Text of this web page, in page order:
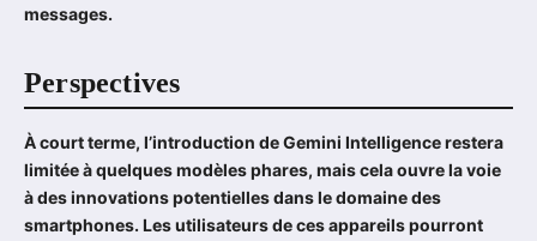
messages.
Perspectives
À court terme, l’introduction de Gemini Intelligence restera
limitée à quelques modèles phares, mais cela ouvre la voie
à des innovations potentielles dans le domaine des
smartphones. Les utilisateurs de ces appareils pourront